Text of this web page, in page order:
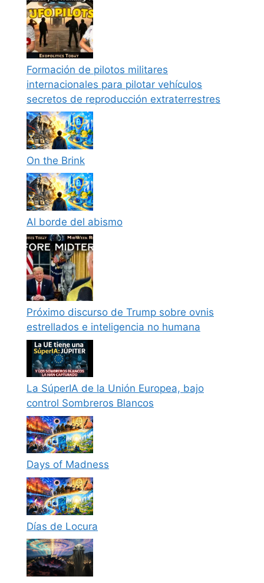
Formación de pilotos militares
internacionales para pilotar vehículos
secretos de reproducción extraterrestres
On the Brink
Al borde del abismo
Próximo discurso de Trump sobre ovnis
estrellados e inteligencia no humana
La SúperIA de la Unión Europea, bajo
control Sombreros Blancos
Days of Madness
Días de Locura